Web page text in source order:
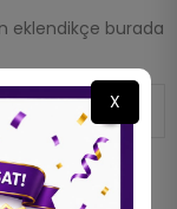
eklendikçe burada
X